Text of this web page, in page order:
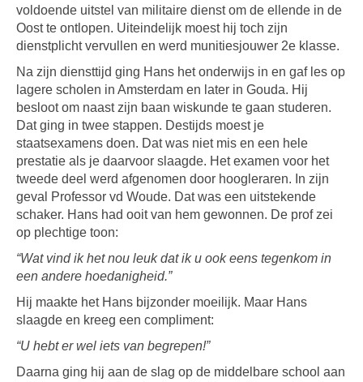
voldoende uitstel van militaire dienst om de ellende in de
Oost te ontlopen. Uiteindelijk moest hij toch zijn
dienstplicht vervullen en werd munitiesjouwer 2e klasse.
Na zijn diensttijd ging Hans het onderwijs in en gaf les op
lagere scholen in Amsterdam en later in Gouda. Hij
besloot om naast zijn baan wiskunde te gaan studeren.
Dat ging in twee stappen. Destijds moest je
staatsexamens doen. Dat was niet mis en een hele
prestatie als je daarvoor slaagde. Het examen voor het
tweede deel werd afgenomen door hoogleraren. In zijn
geval Professor vd Woude. Dat was een uitstekende
schaker. Hans had ooit van hem gewonnen. De prof zei
op plechtige toon:
“Wat vind ik het nou leuk dat ik u ook eens tegenkom in
een andere hoedanigheid.”
Hij maakte het Hans bijzonder moeilijk. Maar Hans
slaagde en kreeg een compliment:
“U hebt er wel iets van begrepen!”
Daarna ging hij aan de slag op de middelbare school aan